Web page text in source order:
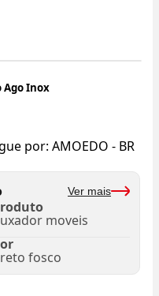
Ago Inox
por: AMOEDO - BR
Ver mais
moveis
fosco